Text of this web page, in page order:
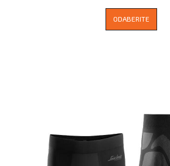
ODABERITE